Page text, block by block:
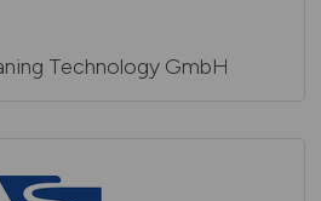
Technology GmbH